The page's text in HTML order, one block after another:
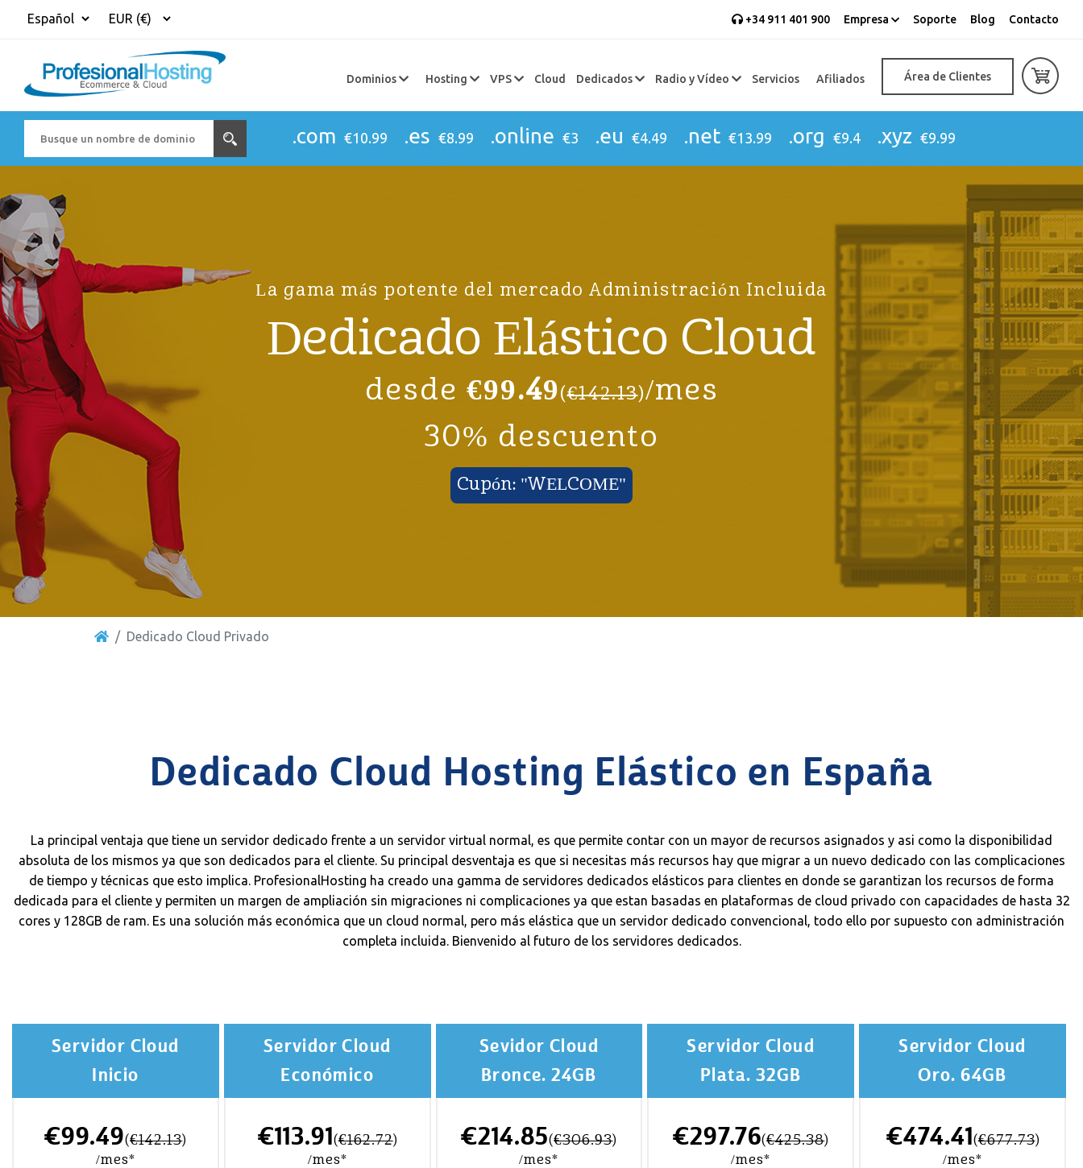
+34 911 401 900 Empresa Soporte Blog Contacto
Dominios Hosting VPS Cloud Dedicados Radio y Vídeo Servicios Afiliados Área de Clientes
.com €10.99 .es €8.99 .online €3 .eu €4.49 .net €13.99 .org €9.4 .xyz €9.99
La gama más potente del mercado Administración Incluida
Dedicado Elástico Cloud
desde €99.49(€142.13)/mes
30% descuento
Cupón: "WELCOME"
Dedicado Cloud Privado
Dedicado Cloud Hosting Elástico en España
La principal ventaja que tiene un servidor dedicado frente a un servidor virtual normal, es que permite contar con un mayor de recursos asignados y asi como la disponibilidad
absoluta de los mismos ya que son dedicados para el cliente. Su principal desventaja es que si necesitas más recursos hay que migrar a un nuevo dedicado con las complicaciones
de tiempo y técnicas que esto implica. ProfesionalHosting ha creado una gamma de servidores dedicados elásticos para clientes en donde se garantizan los recursos de forma
dedicada para el cliente y permiten un margen de ampliación sin migraciones ni complicaciones ya que estan basadas en plataformas de cloud privado con capacidades de hasta 32
cores y 128GB de ram. Es una solución más económica que un cloud normal, pero más elástica que un servidor dedicado convencional, todo ello por supuesto con administración
completa incluida. Bienvenido al futuro de los servidores dedicados.
Servidor Cloud
Inicio
€99.49(€142.13)
/mes*
Servidor Cloud
Económico
€113.91(€162.72)
/mes*
Sevidor Cloud
Bronce. 24GB
€214.85(€306.93)
/mes*
Servidor Cloud
Plata. 32GB
€297.76(€425.38)
/mes*
Servidor Cloud
Oro. 64GB
€474.41(€677.73)
/mes*